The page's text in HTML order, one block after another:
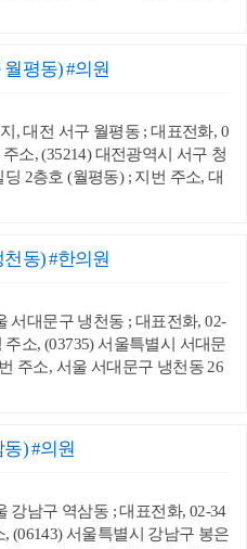
평동) #의원
, 대전 서구 월평동 ; 대표전화, 0
소, (35214) 대전광역시 서구 청
2층호 (월평동) ; 지번 주소, 대
동) #한의원
서대문구 냉천동 ; 대표전화, 02-
소, (03735) 서울특별시 서대문
주소, 서울 서대문구 냉천동 26
) #의원
강남구 역삼동 ; 대표전화, 02-34
(06143) 서울특별시 강남구 봉은